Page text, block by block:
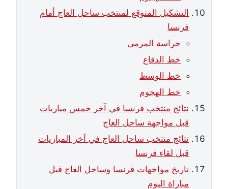
التشكيل المتوقع لمنتخب ساحل العاج أمام
فرنسا
حراسة المرمى
خط الدفاع
خط الوسط
خط الهجوم
نتائج منتخب فرنسا في آخر خمس مباريات
قبل مواجهة ساحل العاج
نتائج منتخب ساحل العاج في آخر المباريات
قبل لقاء فرنسا
تاريخ مواجهات فرنسا وساحل العاج قبل
مباراة اليوم